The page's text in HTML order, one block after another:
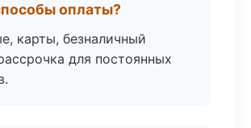
оплаты?
карты, безналичный
для постоянных